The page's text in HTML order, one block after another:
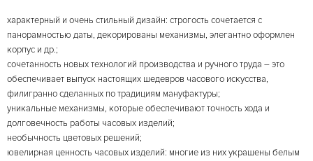
характерный и очень стильный дизайн: строгость сочетается с
панорамностью даты, декорированы механизмы, элегантно оформлен
корпус и др.;
сочетанность новых технологий производства и ручного труда – это
обеспечивает выпуск настоящих шедевров часового искусства,
филигранно сделанных по традициям мануфактуры;
уникальные механизмы, которые обеспечивают точность хода и
долговечность работы часовых изделий;
необычность цветовых решений;
ювелирная ценность часовых изделий: многие из них украшены белым